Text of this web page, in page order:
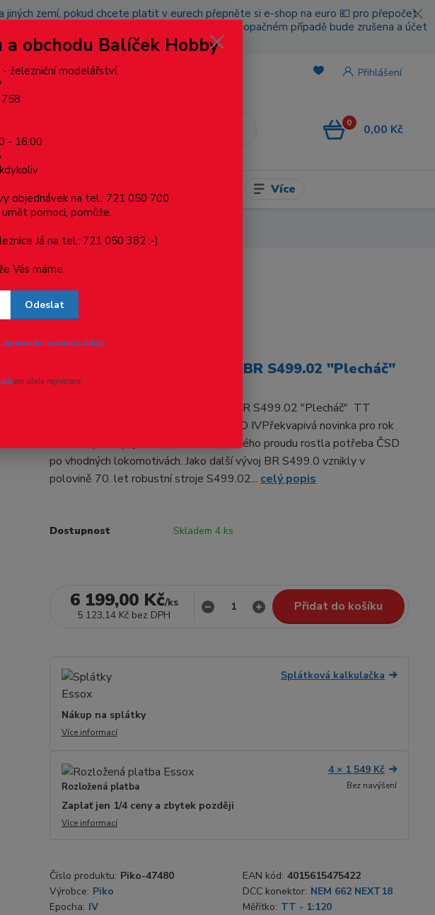
jiných zemí, pokud chcete platit v eurech přepněte si e-shop na euro 💶 pro přepočet
znovu s opětovnou platbou za poštovné, v opačném případě bude zrušena a účet
objednávky.
Přihlášení
0 0,00 Kč
Více
TT - Elektrická lokomotiva BR S499.02 "Plecháč"
47480 PIKO - Elektrická lokomotiva BR S499.02 "Plecháč" TT
elektrická lokomotiva BR S499.02 CSD IVPřekvapivá novinka pro rok
2023: S postupující elektrifikací střídavého proudu rostla potřeba ČSD
po vhodných lokomotivách. Jako další vývoj BR S499.0 vznikly v
polovině 70. let robustní stroje S499.02... celý popis
Dostupnost Skladem 4 ks
6 199,00 Kč/ks
5 123,14 Kč bez DPH
Přidat do košíku
Splátková kalkulačka
Nákup na splátky
Více informací
Rozložená platba
4 × 1 549 Kč
Bez navýšení
Zaplať jen 1/4 ceny a zbytek později
Více informací
Číslo produktu: Piko-47480 EAN kód: 4015615475422
Výrobce: Piko DCC konektor: NEM 662 NEXT18
Epocha: IV Měřítko: TT - 1:120
obchodu Balíček Hobby
železniční modelářství.
- 16:00
objednávek na tel.: 721 050 700
pomoci, pomůže.
Já na tel.: 721 050 382 :-)
Vás máme.
Odeslat
zpracování osobních údajů.
pro účely registrace.